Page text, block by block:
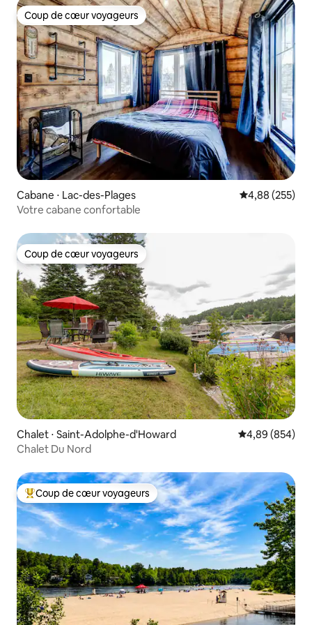
Coup de cœur voyageurs
Coup de cœur voyageurs
Cabane ⋅ Lac-des-Plages Évaluation
4,88 (255)
Votre cabane confortable
Coup de cœur voyageurs
Coup de cœur voyageurs
Chalet ⋅ Saint-Adolphe-d'Howard Évaluation
4,89 (854)
Chalet Du Nord
Coups de cœur voyageurs les plus appréciés
Coup de cœur voyageurs